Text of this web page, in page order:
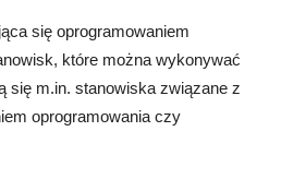
się oprogramowaniem
które można wykonywać
się m.in. stanowiska związane z
oprogramowania czy